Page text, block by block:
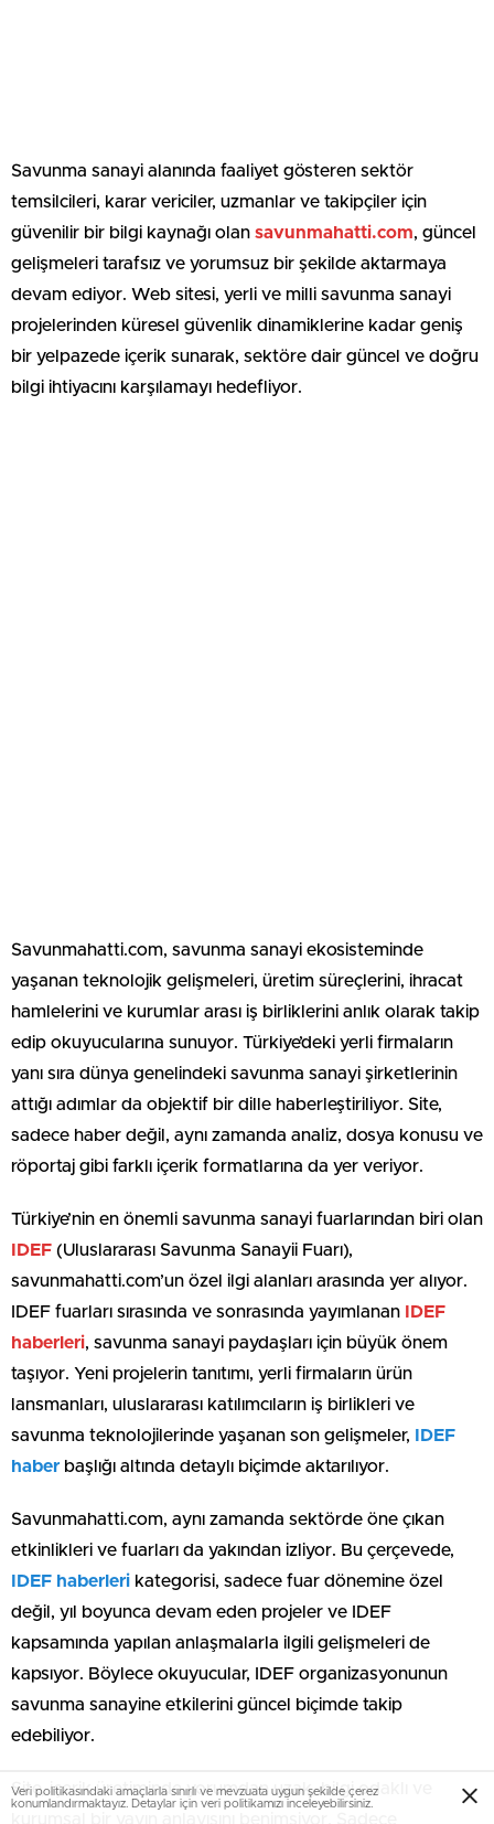
Savunma sanayi alanında faaliyet gösteren sektör
temsilcileri, karar vericiler, uzmanlar ve takipçiler için
güvenilir bir bilgi kaynağı olan savunmahatti.com, güncel
gelişmeleri tarafsız ve yorumsuz bir şekilde aktarmaya
devam ediyor. Web sitesi, yerli ve milli savunma sanayi
projelerinden küresel güvenlik dinamiklerine kadar geniş
bir yelpazede içerik sunarak, sektöre dair güncel ve doğru
bilgi ihtiyacını karşılamayı hedefliyor.
Savunmahatti.com, savunma sanayi ekosisteminde
yaşanan teknolojik gelişmeleri, üretim süreçlerini, ihracat
hamlelerini ve kurumlar arası iş birliklerini anlık olarak takip
edip okuyucularına sunuyor. Türkiye’deki yerli firmaların
yanı sıra dünya genelindeki savunma sanayi şirketlerinin
attığı adımlar da objektif bir dille haberleştiriliyor. Site,
sadece haber değil, aynı zamanda analiz, dosya konusu ve
röportaj gibi farklı içerik formatlarına da yer veriyor.
Türkiye’nin en önemli savunma sanayi fuarlarından biri olan
IDEF (Uluslararası Savunma Sanayii Fuarı),
savunmahatti.com’un özel ilgi alanları arasında yer alıyor.
IDEF fuarları sırasında ve sonrasında yayımlanan
IDEF
haberleri, savunma sanayi paydaşları için büyük önem
taşıyor. Yeni projelerin tanıtımı, yerli firmaların ürün
lansmanları, uluslararası katılımcıların iş birlikleri ve
savunma teknolojilerinde yaşanan son gelişmeler,
IDEF
haber başlığı altında detaylı biçimde aktarılıyor.
Savunmahatti.com, aynı zamanda sektörde öne çıkan
etkinlikleri ve fuarları da yakından izliyor. Bu çerçevede,
IDEF haberleri kategorisi, sadece fuar dönemine özel
değil, yıl boyunca devam eden projeler ve IDEF
kapsamında yapılan anlaşmalarla ilgili gelişmeleri de
kapsıyor. Böylece okuyucular, IDEF organizasyonunun
savunma sanayine etkilerini güncel biçimde takip
edebiliyor.
Site, içerik üretiminde yorumdan uzak, bilgi odaklı ve
Veri politikasındaki amaçlarla sınırlı ve mevzuata uygun şekilde çerez
konumlandırmaktayız. Detaylar için veri politikamızı inceleyebilirsiniz.